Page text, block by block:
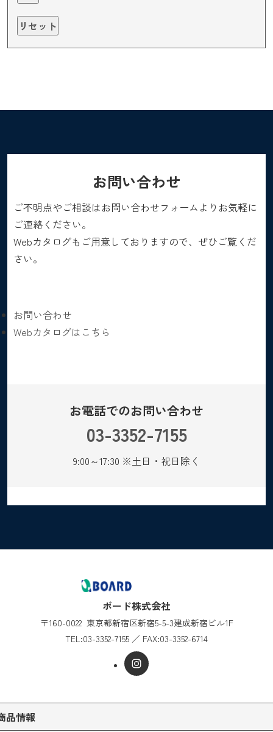
お問い合わせ
ご不明点やご相談はお問い合わせフォームよりお気軽に
ご連絡ください。
Webカタログもご用意しておりますので、ぜひご覧くだ
さい。
お問い合わせ
Webカタログはこちら
お電話でのお問い合わせ
03-3352-7155
9:00～17:30 ※土日・祝日除く
ボード株式会社
〒160-0022 東京都新宿区新宿5-5-3建成新宿ビル1F
TEL:03-3352-7155 ／ FAX:03-3352-6714
品情報